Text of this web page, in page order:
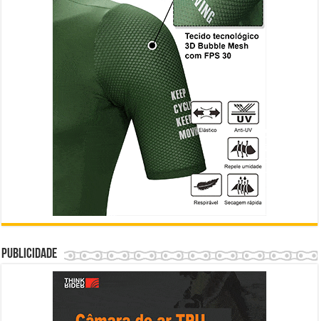
Publicidade